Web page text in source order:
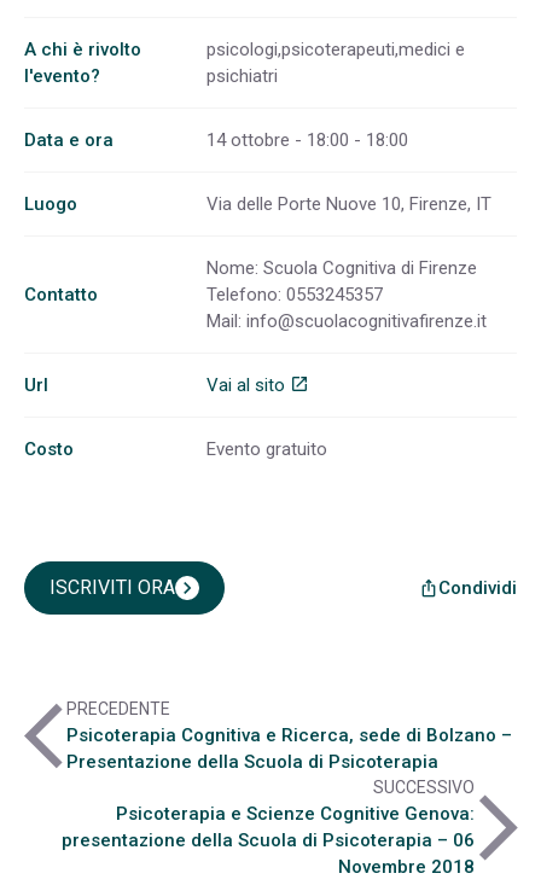
A chi è rivolto
l'evento?
psicologi,psicoterapeuti,medici e
psichiatri
Data e ora 14 ottobre - 18:00 - 18:00
Luogo Via delle Porte Nuove 10, Firenze, IT
Contatto
Nome: Scuola Cognitiva di Firenze
Telefono: 0553245357
Mail: info@scuolacognitivafirenze.it
Url Vai al sito open_in_new
Costo Evento gratuito
ISCRIVITI ORAchevron_right ios_shareCondividi
arrow_back_iosPRECEDENTE
Psicoterapia Cognitiva e Ricerca, sede di Bolzano –
Presentazione della Scuola di Psicoterapia
SUCCESSIVO
Psicoterapia e Scienze Cognitive Genova:
presentazione della Scuola di Psicoterapia – 06
Novembre 2018arrow_forward_ios